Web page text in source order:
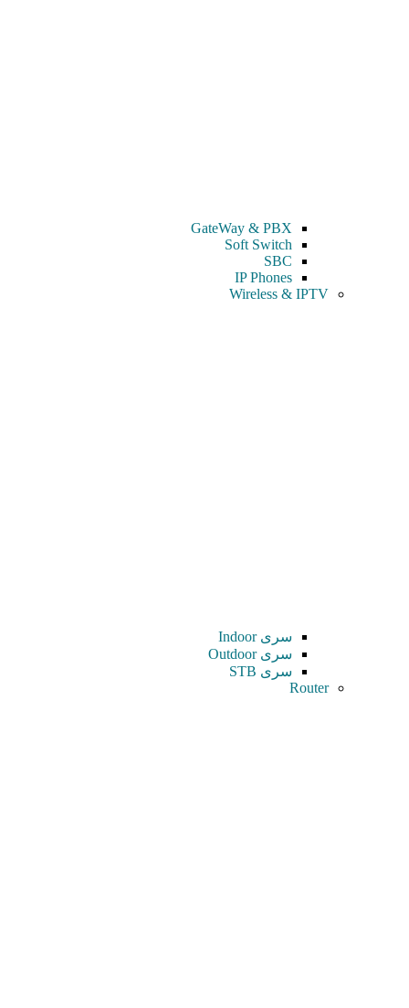
GateWay & PBX
Soft Switch
SBC
IP Phones
Wireless & IPTV
سری Indoor
سری Outdoor
سری STB
Router